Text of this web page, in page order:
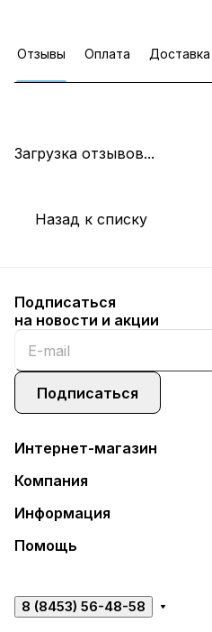
Отзывы Оплата Доставка
Загрузка отзывов...
Назад к списку
Подписаться
на новости и акции
Подписаться
Интернет-магазин
Компания
Информация
Помощь
8 (8453) 56-48-58